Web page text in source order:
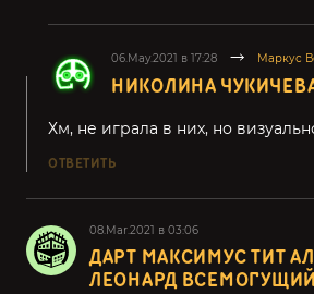
06.May.2021 в 17:28 Маркус
НИКОЛИНА
Хм, не играла в них, но
ОТВЕТИТЬ
08.Mar.2021 в 03:06
ДАРТ МАКСИМУС ТИТ
ЛЕОНАРД ВСЕМОГУЩИЙ